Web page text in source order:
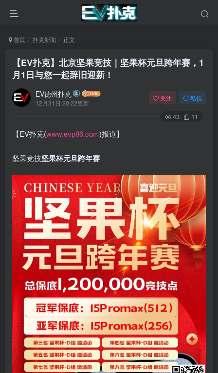
首页 扑克新闻 正文
【EV扑克】北京坚果竞技｜坚果杯元旦跨年赛，1
月1日与您一起辞旧迎新！
EV德州扑克
12月31日 20:22更新
关注 私信
43 11
【EV扑克(www.evp86.com)报道】
坚果竞技坚果杯元旦跨年赛